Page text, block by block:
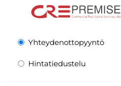
Yhteydenottopyyntö
Hintatiedustelu